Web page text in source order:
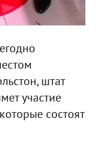
штат
участие
состоят